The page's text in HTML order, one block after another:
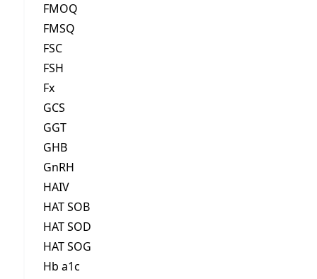
FMOQ
FMSQ
FSC
FSH
Fx
GCS
GGT
GHB
GnRH
HAIV
HAT SOB
HAT SOD
HAT SOG
Hb a1c